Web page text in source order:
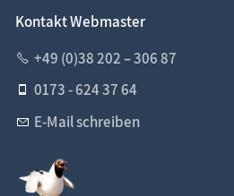
Kontakt Webmaster
+49 (0)38 202 – 306 87
0173 - 624 37 64
E-Mail schreiben